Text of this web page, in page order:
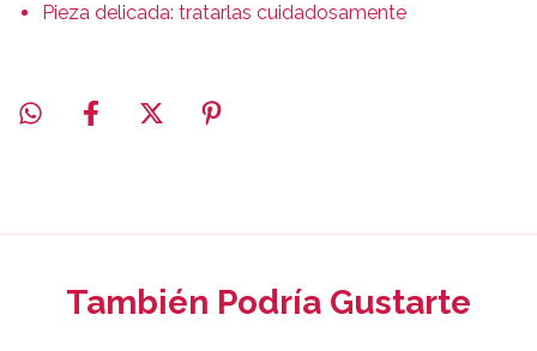
Pieza delicada: tratarlas cuidadosamente
También Podría Gustarte